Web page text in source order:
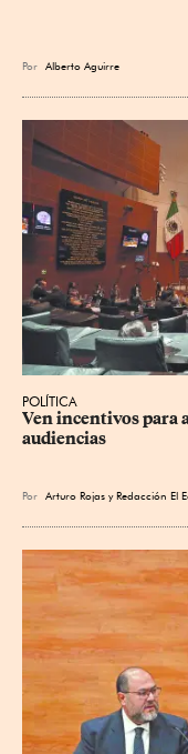
Por Alberto Aguirre
POLÍTICA
Ven incentivos para
audiencias
Por Arturo Rojas yRedacción El